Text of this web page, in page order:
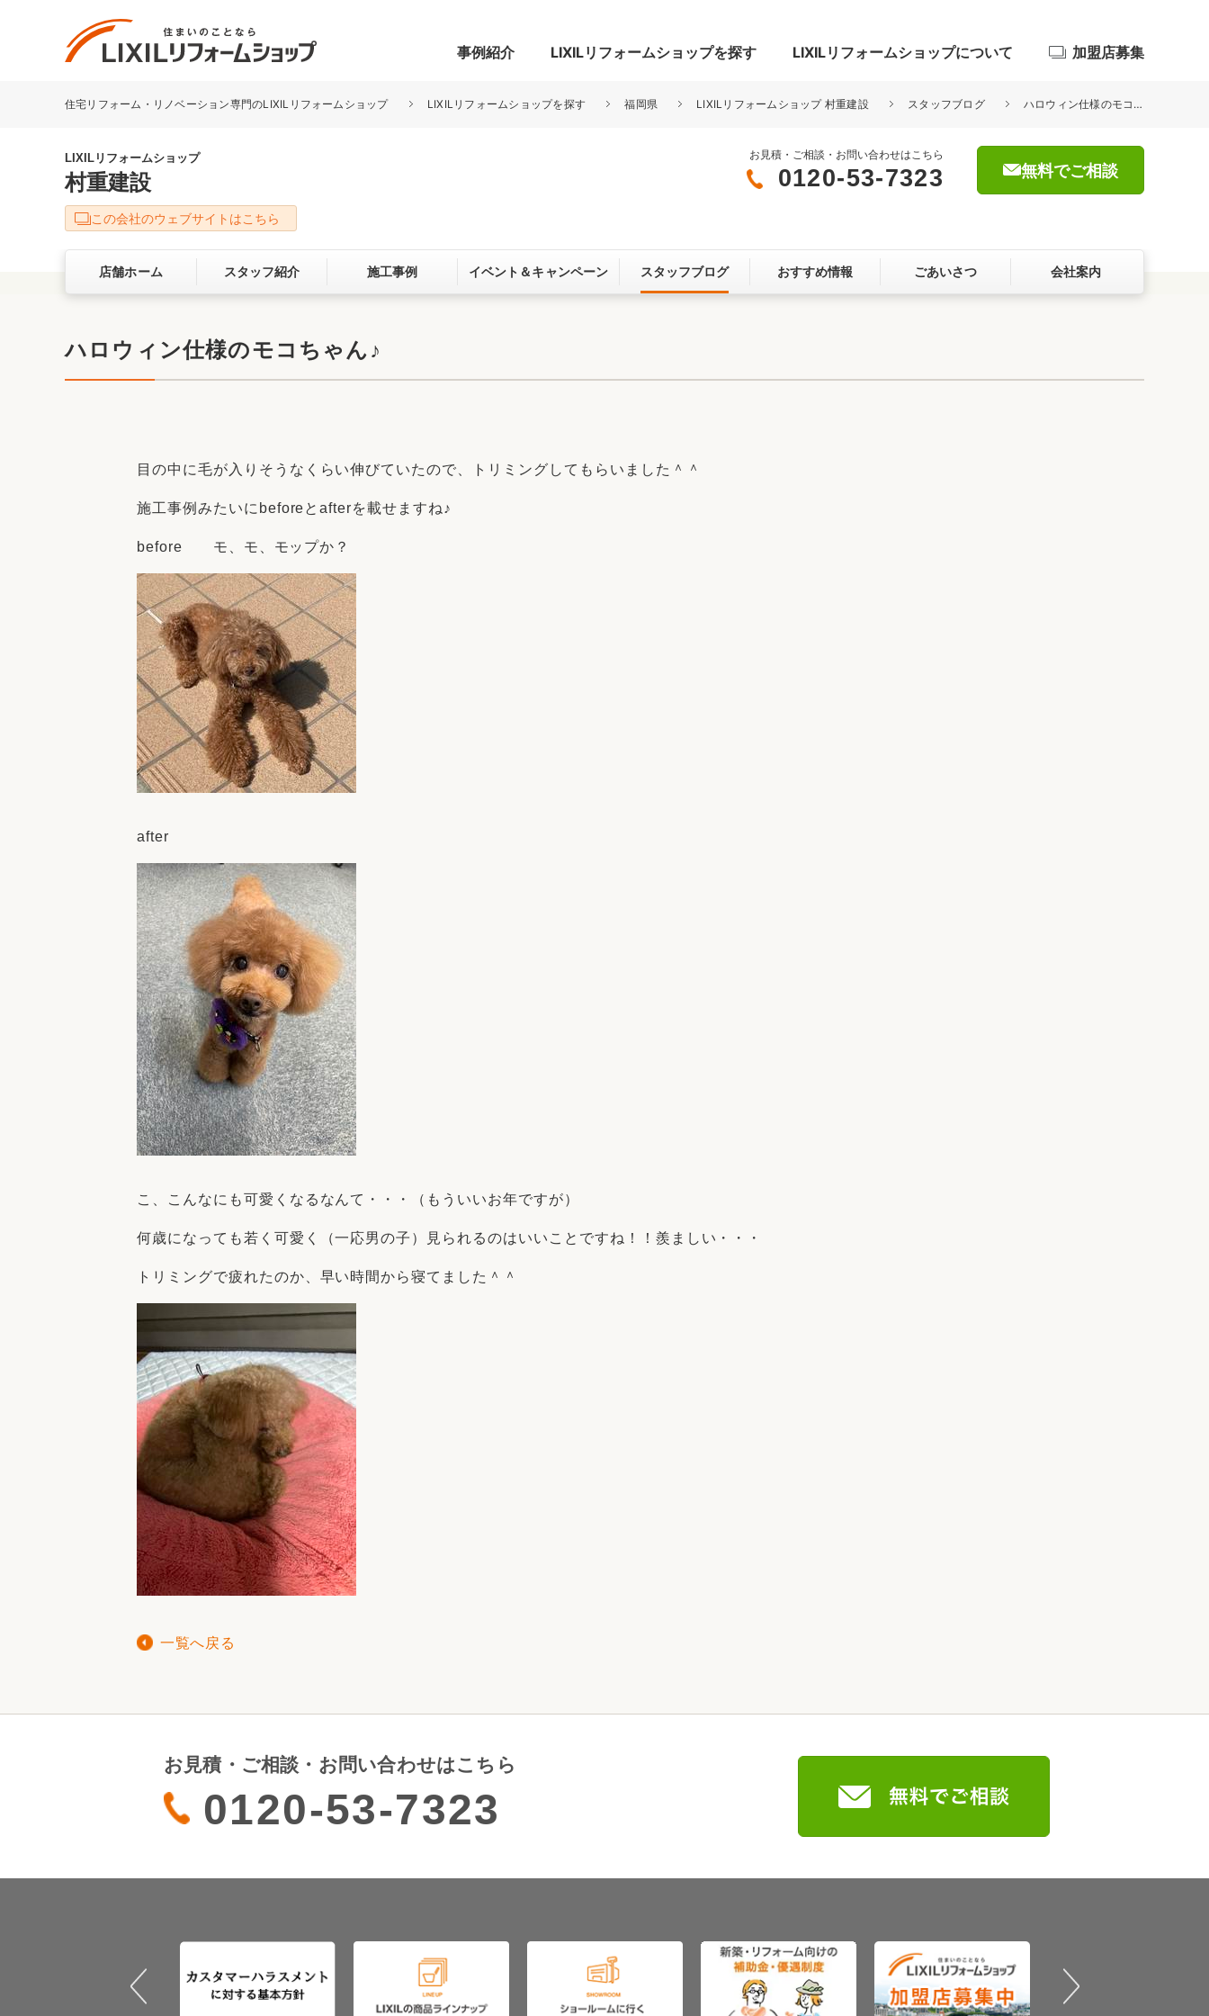
事例紹介
リフォーム事例を探す
キッチン
洗面化粧室 トイレ 玄関まわり 門まわり 屋根・外壁
ベランダ・バルコニー ガーデンスペース カースペース
お客さまの声 3Dシミュレーション
LIXILリフォームショップを探す LIXILリフォームショップについて
LIXILリフォームショップについて
サービス向上・品質改善の取り組み お客さま満足度アンケート
ここちいい暮らしをつくる、価値・性能向上
リフォームコンシェルジュ® ライフスタイルコンパス
中古物件探しから性能向上リフォームをワン
ストップ
加盟店募集
住宅リフォーム・リノベーション専門のLIXILリフォームショップ LIXILリフォームショップを探す 福岡県 LIXILリフォームショップ 村重建設 スタッフブログ ハロウィン仕様のモコちゃん♪
LIXILリフォームショップ
村重建設
お見積・ご相談・お問い合わせはこちら
0120-53-7323 無料でご相談
この会社のウェブサイトはこちら
店舗ホーム スタッフ紹介 施工事例 イベント＆キャンペーン スタッフブログ おすすめ情報 ごあいさつ 会社案内
ハロウィン仕様のモコちゃん♪
目の中に毛が入りそうなくらい伸びていたので、トリミングしてもらいました＾＾
施工事例みたいにbeforeとafterを載せますね♪
before モ、モ、モップか？
after
こ、こんなにも可愛くなるなんて・・・（もういいお年ですが）
何歳になっても若く可愛く（一応男の子）見られるのはいいことですね！！羨ましい・・・
トリミングで疲れたのか、早い時間から寝てました＾＾
一覧へ戻る
お見積・ご相談・お問い合わせはこちら
0120-53-7323